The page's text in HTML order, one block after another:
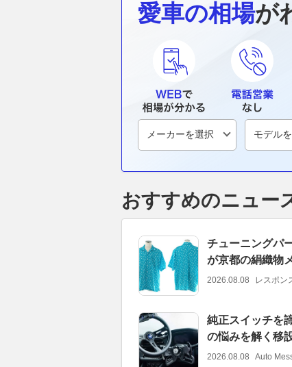
愛車の相場が
おすすめのニュー
チューニングパ
が京都の絹織物
2026.08.08 レスポン
純正スイッチを
の悩みを解く移
2026.08.08 Auto